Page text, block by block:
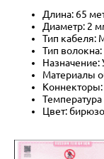
Длина: 65
Диаметр: 2
Тип кабеля:
Тип
Материалы
Коннекторы:
Температура
Цвет: